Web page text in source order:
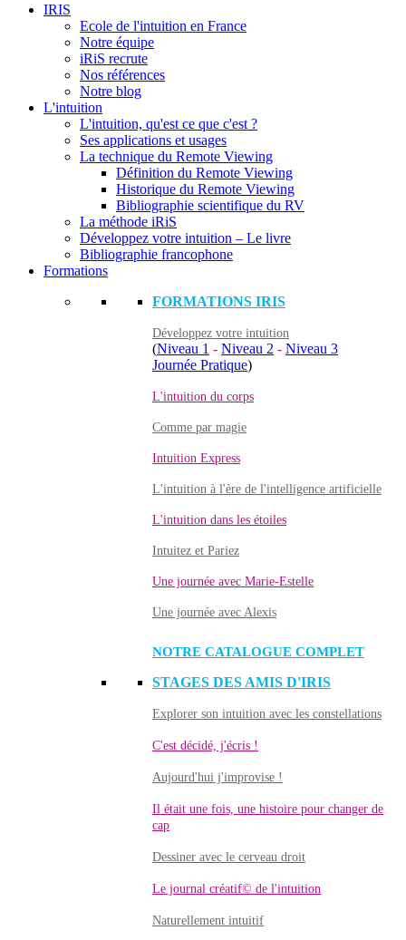
IRIS
Ecole de l'intuition en France
Notre équipe
iRiS recrute
Nos références
Notre blog
L'intuition
L'intuition, qu'est ce que c'est ?
Ses applications et usages
La technique du Remote Viewing
Définition du Remote Viewing
Historique du Remote Viewing
Bibliographie scientifique du RV
La méthode iRiS
Développez votre intuition – Le livre
Bibliographie francophone
Formations
FORMATIONS IRIS
Développez votre intuition
(Niveau 1 - Niveau 2 - Niveau 3
Journée Pratique)
L'intuition du corps
Comme par magie
Intuition Express
L'intuition à l'ère de l'intelligence artificielle
L'intuition dans les étoiles
Intuitez et Pariez
Une journée avec Marie-Estelle
Une journée avec Alexis
NOTRE CATALOGUE COMPLET
STAGES DES AMIS D'IRIS
Explorer son intuition avec les constellations
C'est décidé, j'écris !
Aujourd'hui j'improvise !
Il était une fois, une histoire pour changer de
cap
Dessiner avec le cerveau droit
Le journal créatif© de l'intuition
Naturellement intuitif